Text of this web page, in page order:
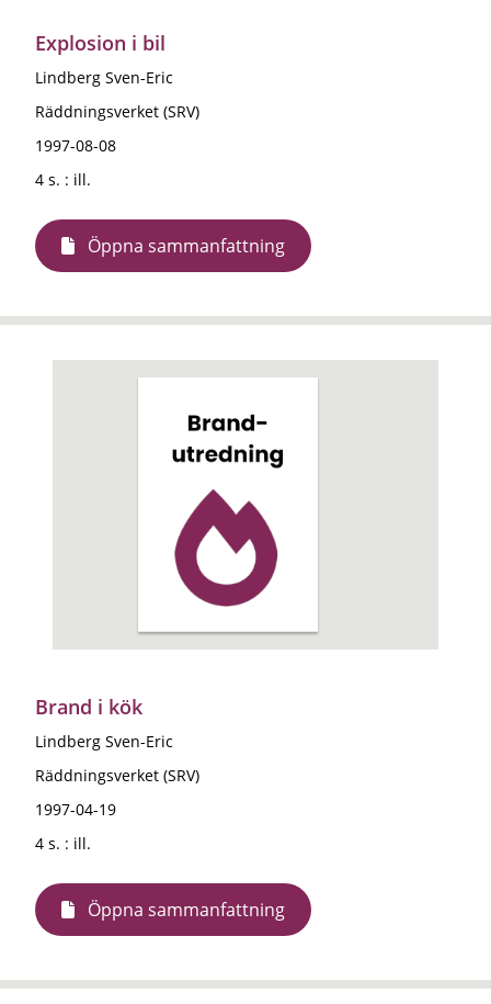
Explosion i bil
Lindberg Sven-Eric
Räddningsverket (SRV)
1997-08-08
4 s. : ill.
Öppna sammanfattning
Brand i kök
Lindberg Sven-Eric
Räddningsverket (SRV)
1997-04-19
4 s. : ill.
Öppna sammanfattning